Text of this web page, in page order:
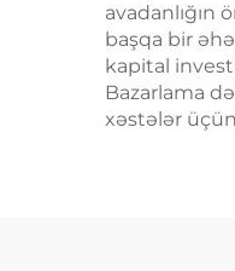
avadanlığın
başqa bir
kapital
Bazarlama
xəstələr